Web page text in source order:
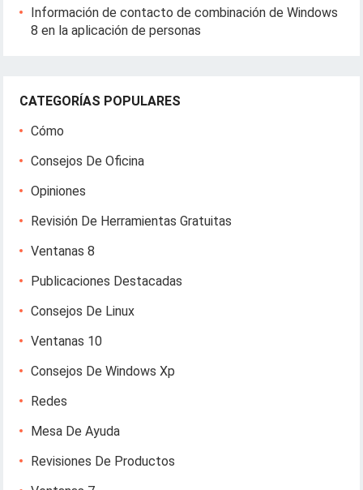
Información de contacto de combinación de Windows
8 en la aplicación de personas
CATEGORÍAS POPULARES
Cómo
Consejos De Oficina
Opiniones
Revisión De Herramientas Gratuitas
Ventanas 8
Publicaciones Destacadas
Consejos De Linux
Ventanas 10
Consejos De Windows Xp
Redes
Mesa De Ayuda
Revisiones De Productos